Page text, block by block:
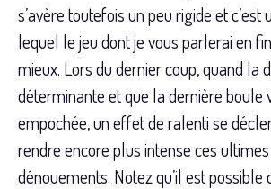
s’avère toutefois un peu rigide et c’est
lequel le jeu dont je vous parlerai en
mieux. Lors du dernier coup, quand la
déterminante et que la dernière boule
empochée, un effet de ralenti se
rendre encore plus intense ces
dénouements. Notez qu’il est